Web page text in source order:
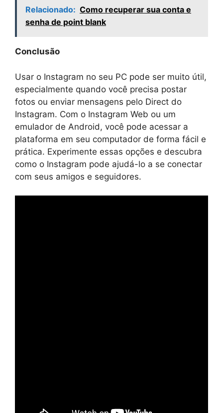
Relacionado: Como recuperar sua conta e
senha de point blank
Conclusão
Usar o Instagram no seu PC pode ser muito útil,
especialmente quando você precisa postar
fotos ou enviar mensagens pelo Direct do
Instagram. Com o Instagram Web ou um
emulador de Android, você pode acessar a
plataforma em seu computador de forma fácil e
prática. Experimente essas opções e descubra
como o Instagram pode ajudá-lo a se conectar
com seus amigos e seguidores.